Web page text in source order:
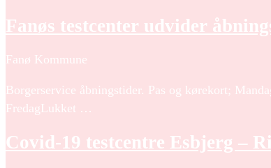
Fanøs testcenter udvider
Fanø Kommune
Borgerservice åbningstider. Pas og kørekort;
FredagLukket …
Covid-19 testcentre Esbjerg –